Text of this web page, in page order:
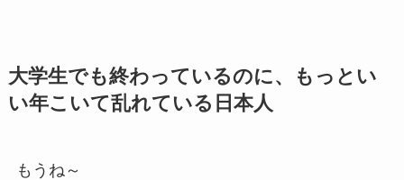
大学生でも終わっているのに、もっとい
い年こいて乱れている日本人
もうね～